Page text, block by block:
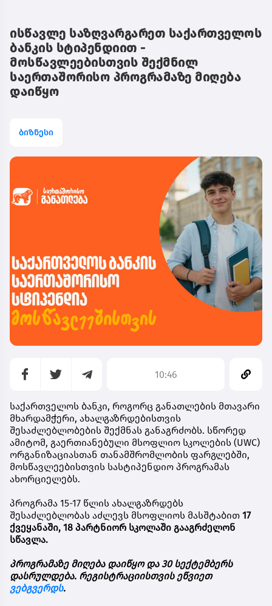
ისწავლე საზღვარგარეთ საქართველოს
ბანკის სტიპენდიით -
მოსწავლეებისთვის შექმნილ
საერთაშორისო პროგრამაზე მიღება
დაიწყო
ბიზნესი
10:46
საქართველოს ბანკი, როგორც განათლების მთავარი
მხარდამჭერი, ახალგაზრდებისთვის
შესაძლებლობების შექმნას განაგრძობს. სწორედ
ამიტომ, გაერთიანებული მსოფლიო სკოლების (UWC)
ორგანიზაციასთან თანამშრომლობის ფარგლებში,
მოსწავლეებისთვის სასტიპენდიო პროგრამას
ახორციელებს.
პროგრამა 15-17 წლის ახალგაზრდებს
შესაძლებლობას აძლევს მსოფლიოს მასშტაბით 17
ქვეყანაში, 18 პარტნიორ სკოლაში გააგრძელონ
სწავლა.
პროგრამაზე მიღება დაიწყო და30 სექტემბერს
დასრულდება. რეგისტრაციისთვის ეწვიეთ
ვებგვერდს.